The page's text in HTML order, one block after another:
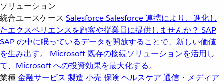
ソリューション
統合ユースケース SalesforceSalesforce 連携により、進化し
たエクスペリエンスを顧客や従業員に提供しませんか？ SAP
SAP の中に眠っているデータを開放することで、新しい価値
を生み出す。
Microsoft 既存の接続ソリューションを活用し
て、Microsoft への投資効果を最大化する。
業種金融サービス 製造 小売 保険 ヘルスケア 通信・メディア